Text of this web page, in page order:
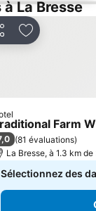
La Bresse
Ajouter à
Farm
(81 évaluations)
La Bresse, à 1.3 km
Sélectionnez des